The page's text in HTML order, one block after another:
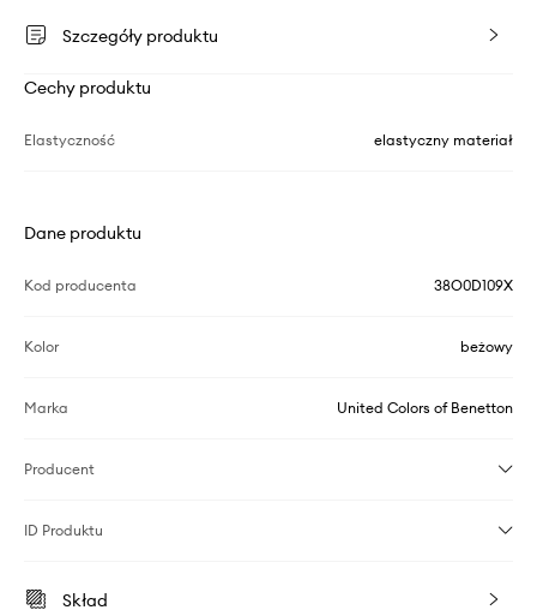
Szczegóły produktu
Cechy produktu
Elastyczność elastyczny materiał
Dane produktu
Kod producenta 38O0D109X
Kolor beżowy
Marka United Colors of Benetton
Producent
ID Produktu
Skład